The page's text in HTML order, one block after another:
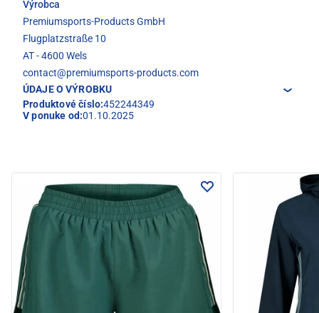
Výrobca
Premiumsports-Products GmbH
Flugplatzstraße 10
AT - 4600 Wels
contact@premiumsports-products.com
ÚDAJE O VÝROBKU
Produktové číslo:452244349
V ponuke od:01.10.2025